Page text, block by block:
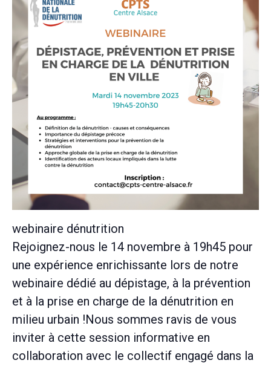
webinaire dénutrition
Rejoignez-nous le 14 novembre à 19h45 pour
une expérience enrichissante lors de notre
webinaire dédié au dépistage, à la prévention
et à la prise en charge de la dénutrition en
milieu urbain !Nous sommes ravis de vous
inviter à cette session informative en
collaboration avec le collectif engagé dans la